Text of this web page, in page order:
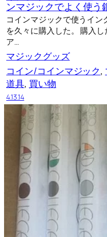
ンマジックでよく使う
コインマジックで使うイ
を久々に購入した。 購入
ア…
マジックグッズ
コイン/コインマジック,
道具, 買い物
4.13.14